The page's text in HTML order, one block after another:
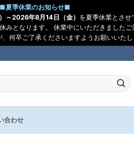
■夏季休業のお知らせ■
～2026年8月14日（金） を夏季休業とさせ
となります。 休業中にいただきましたご
何卒ご了承くださいますようお願いいたし
合わせ